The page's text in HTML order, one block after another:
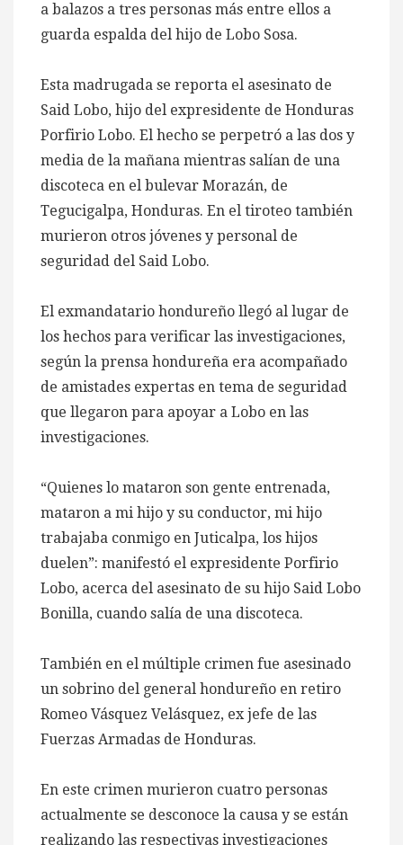
a balazos a tres personas más entre ellos a
guarda espalda del hijo de Lobo Sosa.
Esta madrugada se reporta el asesinato de
Said Lobo, hijo del expresidente de Honduras
Porfirio Lobo. El hecho se perpetró a las dos y
media de la mañana mientras salían de una
discoteca en el bulevar Morazán, de
Tegucigalpa, Honduras. En el tiroteo también
murieron otros jóvenes y personal de
seguridad del Said Lobo.
El exmandatario hondureño llegó al lugar de
los hechos para verificar las investigaciones,
según la prensa hondureña era acompañado
de amistades expertas en tema de seguridad
que llegaron para apoyar a Lobo en las
investigaciones.
“Quienes lo mataron son gente entrenada,
mataron a mi hijo y su conductor, mi hijo
trabajaba conmigo en Juticalpa, los hijos
duelen”: manifestó el expresidente Porfirio
Lobo, acerca del asesinato de su hijo Said Lobo
Bonilla, cuando salía de una discoteca.
También en el múltiple crimen fue asesinado
un sobrino del general hondureño en retiro
Romeo Vásquez Velásquez, ex jefe de las
Fuerzas Armadas de Honduras.
En este crimen murieron cuatro personas
actualmente se desconoce la causa y se están
realizando las respectivas investigaciones